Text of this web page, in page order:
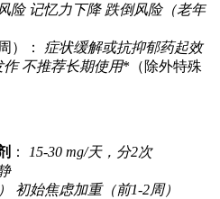
险 记忆力下降 跌倒风险（老年
）： 症状缓解或抗抑郁药起效
作 不推荐长期使用*（除外特殊
：
15-30 mg/天，分2次
初始焦虑加重（前1-2周）